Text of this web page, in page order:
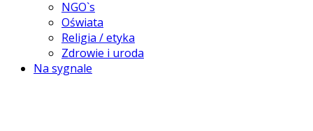
NGO`s
Oświata
Religia / etyka
Zdrowie i uroda
Na sygnale